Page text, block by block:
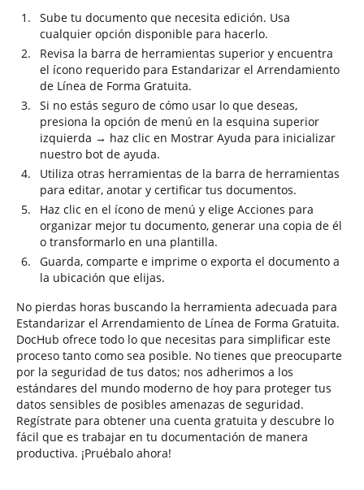
Sube tu documento que necesita edición. Usa
cualquier opción disponible para hacerlo.
Revisa la barra de herramientas superior y encuentra
el ícono requerido para Estandarizar el Arrendamiento
de Línea de Forma Gratuita.
Si no estás seguro de cómo usar lo que deseas,
presiona la opción de menú en la esquina superior
izquierda → haz clic en Mostrar Ayuda para inicializar
nuestro bot de ayuda.
Utiliza otras herramientas de la barra de herramientas
para editar, anotar y certificar tus documentos.
Haz clic en el ícono de menú y elige Acciones para
organizar mejor tu documento, generar una copia de él
o transformarlo en una plantilla.
Guarda, comparte e imprime o exporta el documento a
la ubicación que elijas.
No pierdas horas buscando la herramienta adecuada para
Estandarizar el Arrendamiento de Línea de Forma Gratuita.
DocHub ofrece todo lo que necesitas para simplificar este
proceso tanto como sea posible. No tienes que preocuparte
por la seguridad de tus datos; nos adherimos a los
estándares del mundo moderno de hoy para proteger tus
datos sensibles de posibles amenazas de seguridad.
Regístrate para obtener una cuenta gratuita y descubre lo
fácil que es trabajar en tu documentación de manera
productiva. ¡Pruébalo ahora!